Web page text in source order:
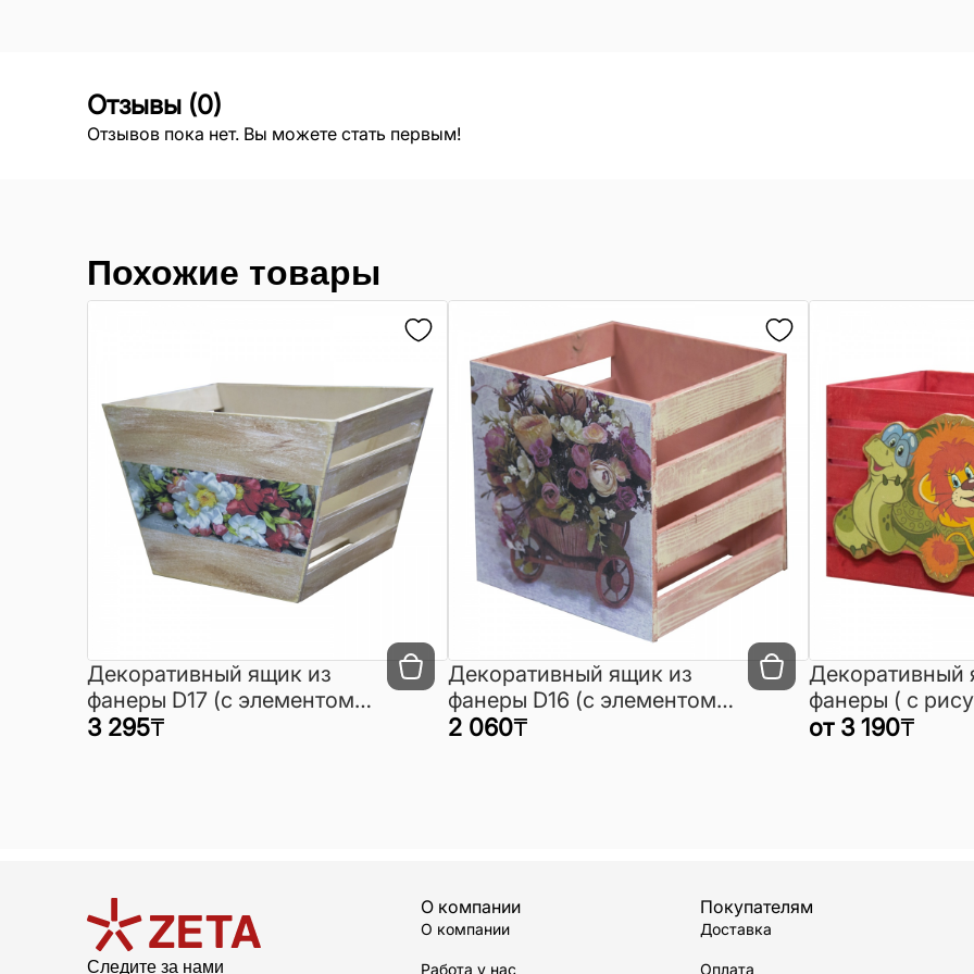
Отзывы (0)
Отзывов пока нет. Вы можете стать первым!
Похожие товары
Декоративный ящик из
фанеры D17 (с элементом
декора)
3 295₸
Декоративный ящик из
фанеры D16 (с элементом
декора)
2 060₸
Декоративный
фанеры ( с
декупаж)
от 3 190₸
Следите за нами
О компании
О компании
Работа у нас
Покупателям
Доставка
Оплата